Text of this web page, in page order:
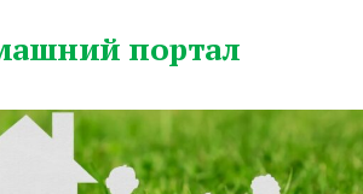
портал